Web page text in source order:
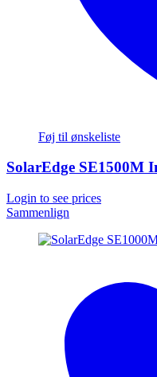
Føj til ønskeliste
SolarEdge SE1500M
Login to see prices
Sammenlign